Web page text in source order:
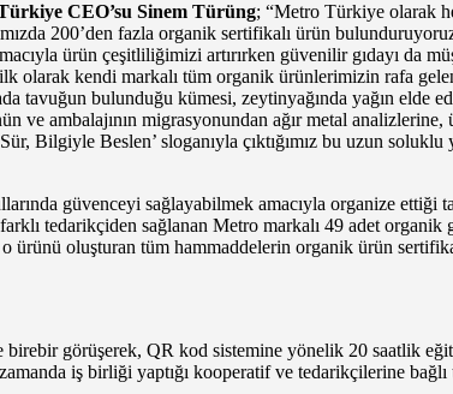
CEO’su Sinem Türüng; “Metro Türkiye olarak
200’den fazla organik sertifikalı ürün
ürün çeşitliliğimizi artırırken güvenilir gıdayı da
olarak kendi markalı tüm organik ürünlerimizin rafa
tavuğun bulunduğu kümesi, zeytinyağında yağın elde
ambalajının migrasyonundan ağır metal
Bilgiyle Beslen’ sloganıyla çıktığımız bu uzun
güvenceyi sağlayabilmek amacıyla organize
tedarikçiden sağlanan Metro markalı 49 adet organik
ürünü oluşturan tüm hammaddelerin organik ürün
görüşerek, QR kod sistemine yönelik 20 saatlik
iş birliği yaptığı kooperatif ve tedarikçilerine